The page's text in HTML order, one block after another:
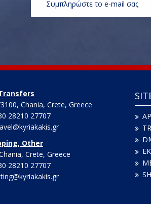
Chania, Crete, Greece
28210 27707
Other
Crete, Greece
28210 27707